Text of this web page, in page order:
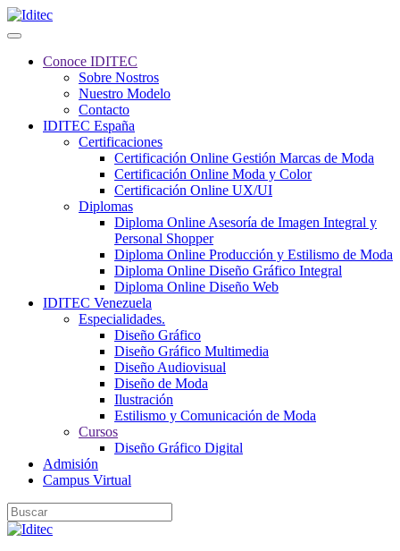
Conoce IDITEC
Sobre Nostros
Nuestro Modelo
Contacto
IDITEC España
Certificaciones
Certificación Online Gestión Marcas de Moda
Certificación Online Moda y Color
Certificación Online UX/UI
Diplomas
Diploma Online Asesoría de Imagen Integral y
Personal Shopper
Diploma Online Producción y Estilismo de Moda
Diploma Online Diseño Gráfico Integral
Diploma Online Diseño Web
IDITEC Venezuela
Especialidades.
Diseño Gráfico
Diseño Gráfico Multimedia
Diseño Audiovisual
Diseño de Moda
Ilustración
Estilismo y Comunicación de Moda
Cursos
Diseño Gráfico Digital
Admisión
Campus Virtual